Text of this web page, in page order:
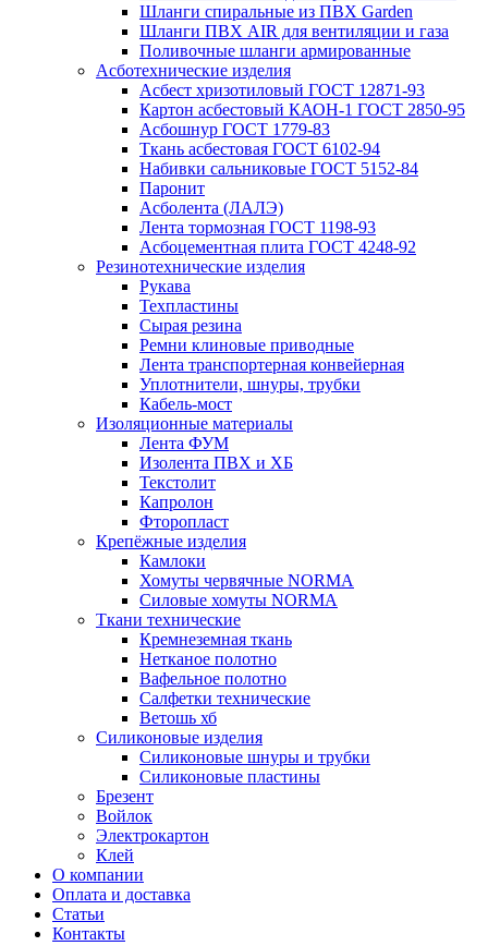
Шланги спиральные из ПВХ Garden
Шланги ПВХ AIR для вентиляции и газа
Поливочные шланги армированные
Асботехнические изделия
Асбест хризотиловый ГОСТ 12871-93
Картон aсбестовый КАОН-1 ГОСТ 2850-95
Асбошнур ГОСТ 1779-83
Ткань асбестовая ГОСТ 6102-94
Набивки сальниковые ГОСТ 5152-84
Паронит
Асболента (ЛАЛЭ)
Лента тормозная ГОСТ 1198-93
Асбоцементная плита ГОСТ 4248-92
Резинотехнические изделия
Рукава
Техпластины
Сырая резина
Ремни клиновые приводные
Лента транспортерная конвейерная
Уплотнители, шнуры, трубки
Кабель-мост
Изоляционные материалы
Лента ФУМ
Изолента ПВХ и ХБ
Текстолит
Капролон
Фторопласт
Крепёжные изделия
Камлоки
Хомуты червячные NORMA
Силовые хомуты NORMA
Ткани технические
Кремнеземная ткань
Нетканое полотно
Вафельное полотно
Салфетки технические
Ветошь хб
Силиконовые изделия
Силиконовые шнуры и трубки
Силиконовые пластины
Брезент
Войлок
Электрокартон
Клей
О компании
Оплата и доставка
Статьи
Контакты